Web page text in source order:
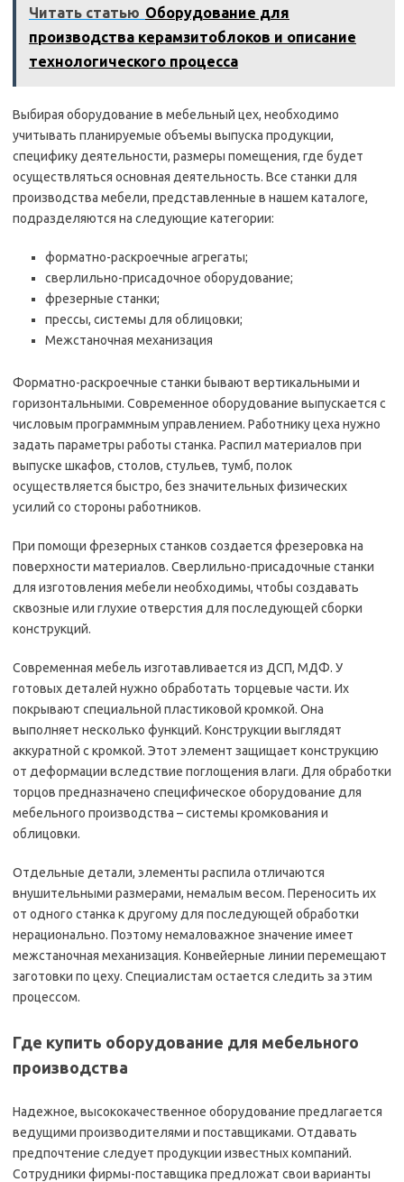
Читать статью Оборудование для
производства керамзитоблоков и описание
технологического процесса
Выбирая оборудование в мебельный цех, необходимо
учитывать планируемые объемы выпуска продукции,
специфику деятельности, размеры помещения, где будет
осуществляться основная деятельность. Все станки для
производства мебели, представленные в нашем каталоге,
подразделяются на следующие категории:
форматно-раскроечные агрегаты;
сверлильно-присадочное оборудование;
фрезерные станки;
прессы, системы для облицовки;
Межстаночная механизация
Форматно-раскроечные станки бывают вертикальными и
горизонтальными. Современное оборудование выпускается с
числовым программным управлением. Работнику цеха нужно
задать параметры работы станка. Распил материалов при
выпуске шкафов, столов, стульев, тумб, полок
осуществляется быстро, без значительных физических
усилий со стороны работников.
При помощи фрезерных станков создается фрезеровка на
поверхности материалов. Сверлильно-присадочные станки
для изготовления мебели необходимы, чтобы создавать
сквозные или глухие отверстия для последующей сборки
конструкций.
Современная мебель изготавливается из ДСП, МДФ. У
готовых деталей нужно обработать торцевые части. Их
покрывают специальной пластиковой кромкой. Она
выполняет несколько функций. Конструкции выглядят
аккуратной с кромкой. Этот элемент защищает конструкцию
от деформации вследствие поглощения влаги. Для обработки
торцов предназначено специфическое оборудование для
мебельного производства – системы кромкования и
облицовки.
Отдельные детали, элементы распила отличаются
внушительными размерами, немалым весом. Переносить их
от одного станка к другому для последующей обработки
нерационально. Поэтому немаловажное значение имеет
межстаночная механизация. Конвейерные линии перемещают
заготовки по цеху. Специалистам остается следить за этим
процессом.
Где купить оборудование для мебельного
производства
Надежное, высококачественное оборудование предлагается
ведущими производителями и поставщиками. Отдавать
предпочтение следует продукции известных компаний.
Сотрудники фирмы-поставщика предложат свои варианты